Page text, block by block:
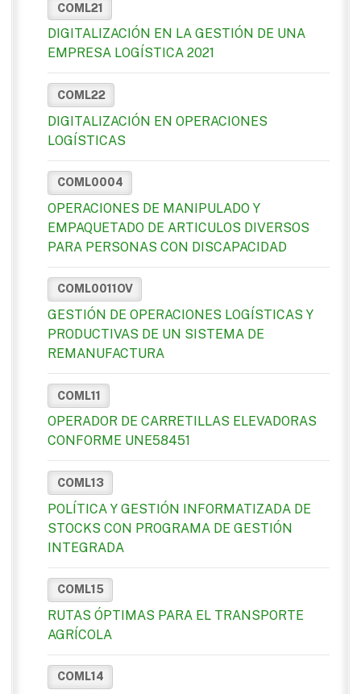
COML21
DIGITALIZACIÓN EN LA GESTIÓN DE UNA
EMPRESA LOGÍSTICA 2021
COML22
DIGITALIZACIÓN EN OPERACIONES
LOGÍSTICAS
COML0004
OPERACIONES DE MANIPULADO Y
EMPAQUETADO DE ARTICULOS DIVERSOS
PARA PERSONAS CON DISCAPACIDAD
COML0011OV
GESTIÓN DE OPERACIONES LOGÍSTICAS Y
PRODUCTIVAS DE UN SISTEMA DE
REMANUFACTURA
COML11
OPERADOR DE CARRETILLAS ELEVADORAS
CONFORME UNE58451
COML13
POLÍTICA Y GESTIÓN INFORMATIZADA DE
STOCKS CON PROGRAMA DE GESTIÓN
INTEGRADA
COML15
RUTAS ÓPTIMAS PARA EL TRANSPORTE
AGRÍCOLA
COML14